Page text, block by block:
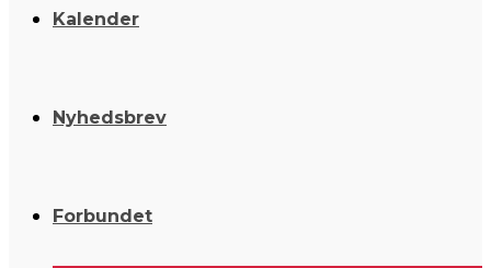
Kalender
Nyhedsbrev
Forbundet